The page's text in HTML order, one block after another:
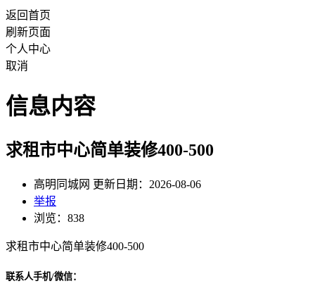
返回首页
刷新页面
个人中心
取消
信息内容
求租市中心简单装修400-500
高明同城网 更新日期：2026-08-06
举报
浏览：838
求租市中心简单装修400-500
联系人手机/微信：